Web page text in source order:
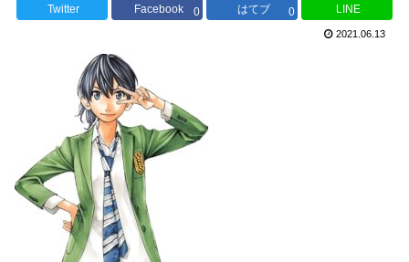
Twitter Facebook 0 はてブ 0 LINE
2021.06.13